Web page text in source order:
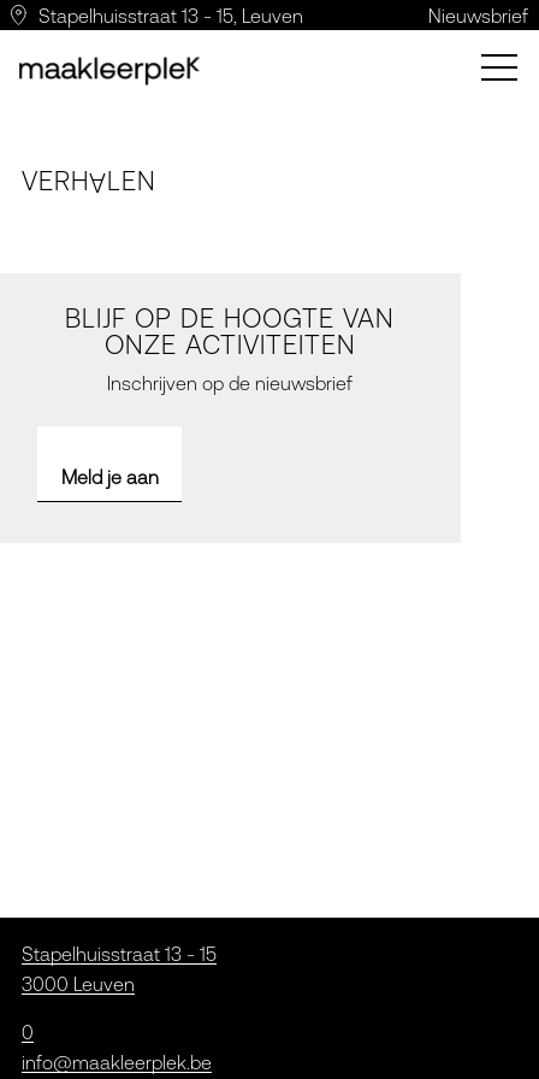
Stapelhuisstraat 13 - 15, Leuven Nieuwsbrief
VERHALEN
BLIJF OP DE HOOGTE VAN
ONZE ACTIVITEITEN
Inschrijven op de nieuwsbrief
Meld je aan
Stapelhuisstraat 13 - 15
3000 Leuven
0
info@maakleerplek.be